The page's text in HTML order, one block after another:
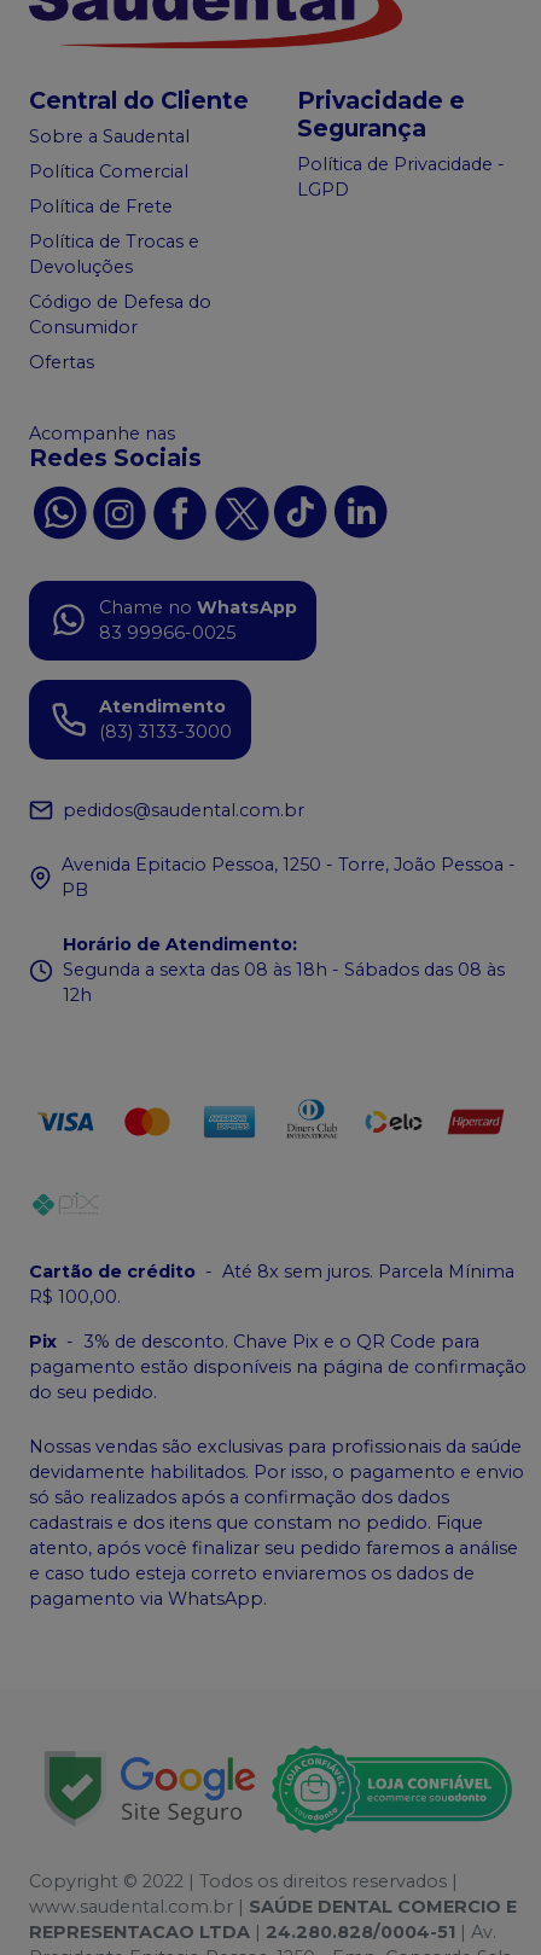
Central do Cliente
Sobre a Saudental
Política Comercial
Política de Frete
Política de Trocas e
Devoluções
Código de Defesa do
Consumidor
Ofertas
Privacidade e
Segurança
Política de Privacidade -
LGPD
Acompanhe nas
Redes Sociais
Chame no WhatsApp
83 99966-0025
Atendimento
(83) 3133-3000
pedidos@saudental.com.br
Avenida Epitacio Pessoa, 1250 - Torre, João Pessoa -
PB
Horário de Atendimento:
Segunda a sexta das 08 às 18h - Sábados das 08 às
12h
Cartão de crédito - Até 8x sem juros. Parcela Mínima
R$ 100,00.
Pix - 3% de desconto. Chave Pix e o QR Code para
pagamento estão disponíveis na página de confirmação
do seu pedido.
Nossas vendas são exclusivas para profissionais da saúde
devidamente habilitados. Por isso, o pagamento e envio
só são realizados após a confirmação dos dados
cadastrais e dos itens que constam no pedido. Fique
atento, após você finalizar seu pedido faremos a análise
e caso tudo esteja correto enviaremos os dados de
pagamento via WhatsApp.
Copyright © 2022 | Todos os direitos reservados |
www.saudental.com.br | SAÚDE DENTAL COMERCIO E
REPRESENTACAO LTDA | 24.280.828/0004-51 | Av.